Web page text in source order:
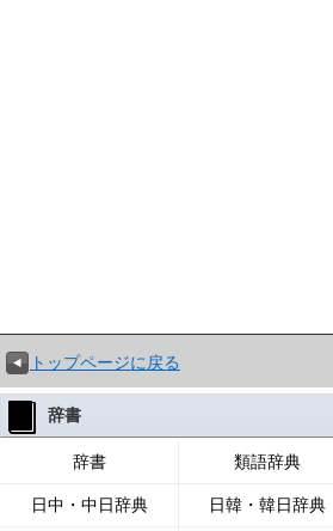
トップページに戻る
辞書
辞書 類語辞典
日中・中日辞典 日韓・韓日辞典